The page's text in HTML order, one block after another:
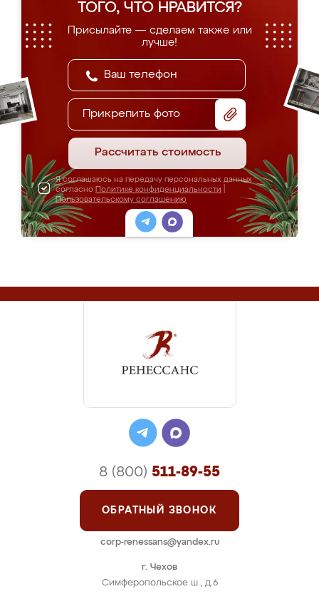
ТОГО, ЧТО НРАВИТСЯ?
Присылайте — сделаем также или
лучше!
Прикрепить фото
Рассчитать стоимость
Я соглашаюсь на передачу персональных данных
согласно Политике конфиденциальности
Пользовательскому соглашению
г. Чехов
Симферопольское ш., д.6
8 (800) 511-89-55
ОБРАТНЫЙ ЗВОНОК
corp-renessans@yandex.ru